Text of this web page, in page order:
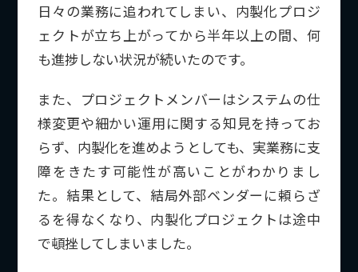
日々の業務に追われてしまい、内製化プロジ
ェクトが立ち上がってから半年以上の間、何
も進捗しない状況が続いたのです。
また、プロジェクトメンバーはシステムの仕
様変更や細かい運用に関する知見を持ってお
らず、内製化を進めようとしても、実業務に支
障をきたす可能性が高いことがわかりまし
た。結果として、結局外部ベンダーに頼らざ
るを得なくなり、内製化プロジェクトは途中
で頓挫してしまいました。